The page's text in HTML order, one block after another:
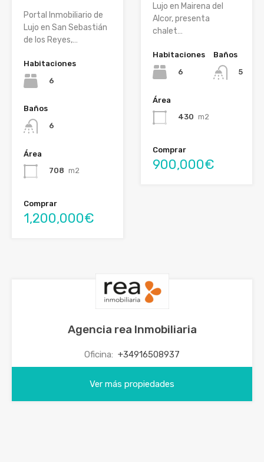
Portal Inmobiliario de
Lujo en San Sebastián
de los Reyes,…
Habitaciones
6
Baños
6
Área
708 m2
Comprar
1,200,000€
Lujo en Mairena del
Alcor, presenta
chalet…
Habitaciones
6
Baños
5
Área
430 m2
Comprar
900,000€
Agencia rea Inmobiliaria
Oficina: +34916508937
Ver más propiedades